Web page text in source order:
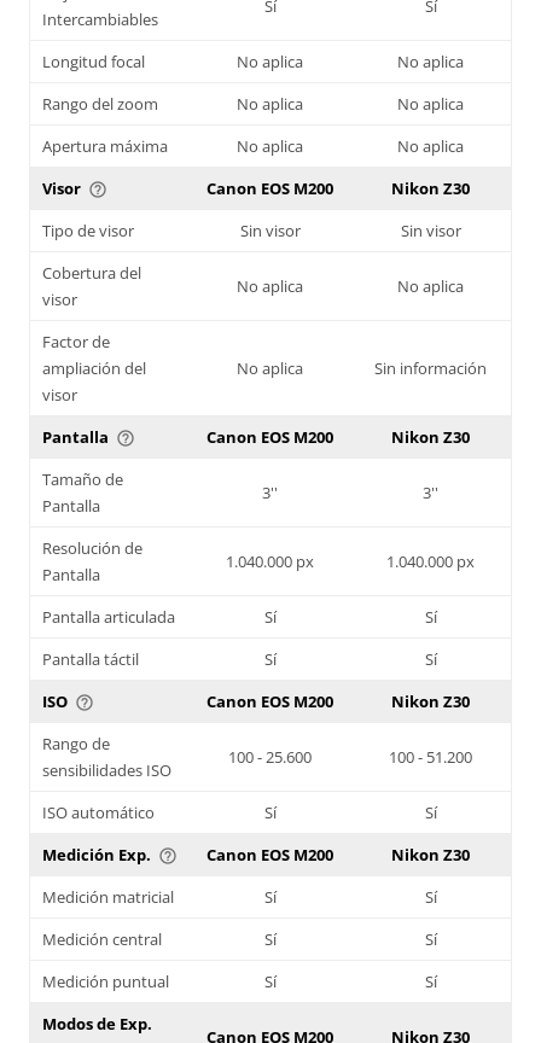
Intercambiables
Sí Sí
Longitud focal No aplica
No aplica
Rango del zoom
No aplica
No aplica
Apertura máxima
No aplica
No aplica
Visor help_outline Canon EOS M200
Nikon Z30
Tipo de visor
Sin visor
Sin visor
Cobertura del
visor
No aplica No aplica
Factor de
ampliación del
visor
No aplica Sin información
Pantalla help_outline Canon EOS M200
Nikon Z30
Tamaño de
Pantalla
3'' 3''
Resolución de
Pantalla
1.040.000 px 1.040.000 px
Pantalla articulada Sí
Sí
Pantalla táctil
Sí
Sí
ISO help_outline Canon EOS M200
Nikon Z30
Rango de
sensibilidades ISO
100 - 25.600 100 - 51.200
ISO automático Sí
Sí
Medición Exp. help_outline Canon EOS M200
Nikon Z30
Medición matricial
Sí
Sí
Medición central
Sí
Sí
Medición puntual
Sí
Sí
Modos de Exp.
Canon EOS M200 Nikon Z30